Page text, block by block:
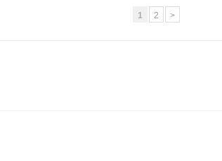
1 2 >